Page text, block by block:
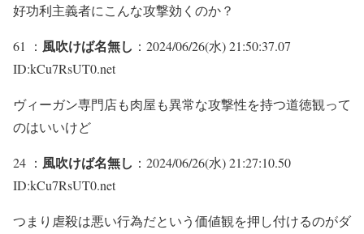
好功利主義者にこんな攻撃効くのか？
61 ： 風吹けば名無し ：2024/06/26(水) 21:50:37.07
ID:kCu7RsUT0.net
ヴィーガン専門店も肉屋も異常な攻撃性を持つ道徳観って
のはいいけど
24 ： 風吹けば名無し ：2024/06/26(水) 21:27:10.50
ID:kCu7RsUT0.net
つまり虐殺は悪い行為だという価値観を押し付けるのがダ